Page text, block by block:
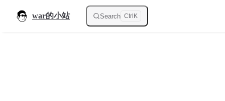
Skip to content
war的小站 Search Ctrl K